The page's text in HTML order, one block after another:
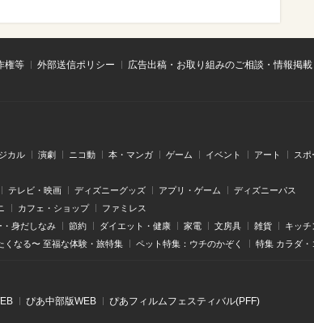
権等 外部送信ポリシー
広告出稿・お取り組みのご相談・情報掲
カル 演劇 ニコ動 本・マンガ ゲーム イベント アート スポ
テレビ・映画 ディズニーグッズ アプリ・ゲーム ディズニーパス
カフェ・ショップ ファミレス
・身だしなみ 節約 ダイエット・健康 家電 文房具 雑貨 キッチ
くなる〜 至福な体験・旅特集 ペット特集：ウチのかぞく 特集 カラダ・
ぴあ中部版WEB ぴあフィルムフェスティバル(PFF)